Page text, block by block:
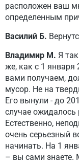
расположен ваш
определенным
Василий Б.
Владимир М. Я
же, как с 1
вами получаем,
мусор. Не на
Его вынули - до
случае ожидалось
Естественно,
очень серьезный
начинать. На 1
– вы сами знаете.